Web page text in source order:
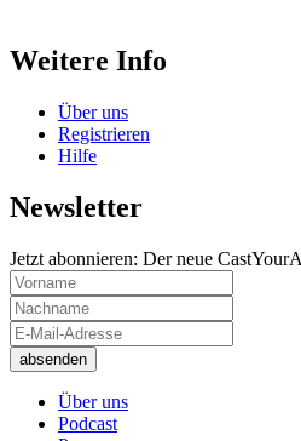
Weitere Info
Über uns
Registrieren
Hilfe
Newsletter
Jetzt abonnieren: Der neue
Über uns
Podcast